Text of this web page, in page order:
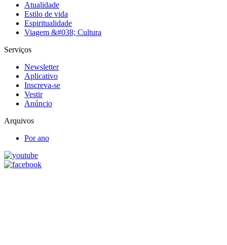
Atualidade
Estilo de vida
Espiritualidade
Viagem &#038; Cultura
Serviços
Newsletter
Aplicativo
Inscreva-se
Vestir
Anúncio
Arquivos
Por ano